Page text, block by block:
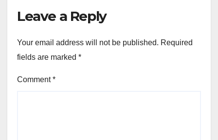
Leave a Reply
Your email address will not be published. Required
fields are marked *
Comment*